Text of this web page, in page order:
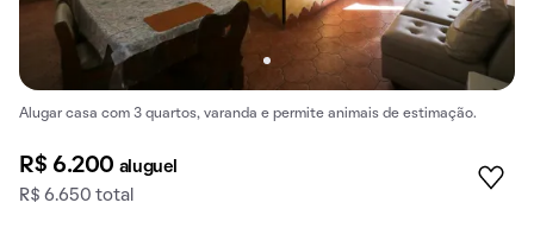
Alugar casa com 3 quartos, varanda e permite animais de estimação.
R$ 6.200 aluguel
R$ 6.650 total